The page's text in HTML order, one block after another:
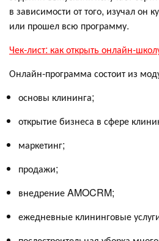
в зависимости от того, изучал он
или прошел всю программу.
Чек‑лист: как открыть
Онлайн‑программа состоит из
основы клининга;
открытие бизнеса в сфере
маркетинг;
продажи;
внедрение AMOCRM;
ежедневные клининговые